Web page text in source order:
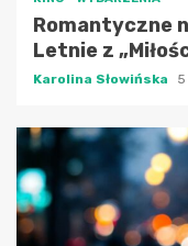
Romantyczne
Letnie z
Karolina Słowińska